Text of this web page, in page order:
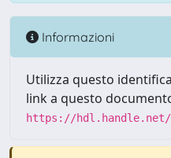
Informazioni
Utilizza questo
link a questo
https://hdl.handle.net/